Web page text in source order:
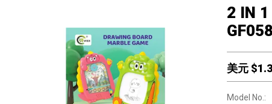
2 IN 1
美元 $
Model No.: